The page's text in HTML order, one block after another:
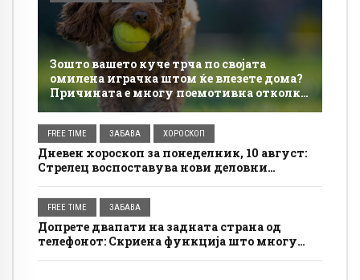
Зошто вашето куче трча по својата
омилена играчка штом ќе влезете дома?
Причината е многу поемотивна отколку
што мислите
FREE TIME ЗАБАВА ХОРОСКОП
Дневен хороскоп за понеделник, 10 август:
Стрелец воспоставува нови деловни
FREE TIME ЗАБАВА
Допрете двапати на задната страна од
телефонот: Скриена функција што многу